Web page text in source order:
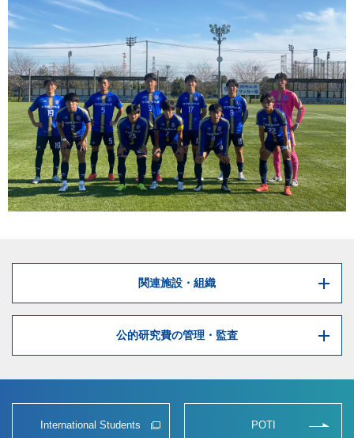
関連施設・組織
公的研究費の管理・監査
International Students POTI